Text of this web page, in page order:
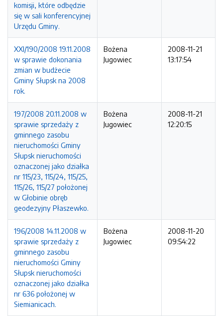
komisji, które odbędzie
się w sali konferencyjnej
Urzędu Gminy.
XXI/190/2008 19.11.2008
w sprawie dokonania
zmian w budżecie
Gminy Słupsk na 2008
rok.
Bożena
Jugowiec
2008-11-21
13:17:54
197/2008 20.11.2008 w
sprawie sprzedaży z
gminnego zasobu
nieruchomości Gminy
Słupsk nieruchomości
oznaczonej jako działka
nr 115/23, 115/24, 115/25,
115/26, 115/27 położonej
w Głobinie obręb
geodezyjny Płaszewko.
Bożena
Jugowiec
2008-11-21
12:20:15
196/2008 14.11.2008 w
sprawie sprzedaży z
gminnego zasobu
nieruchomości Gminy
Słupsk nieruchomości
oznaczonej jako działka
nr 636 położonej w
Siemianicach.
Bożena
Jugowiec
2008-11-20
09:54:22